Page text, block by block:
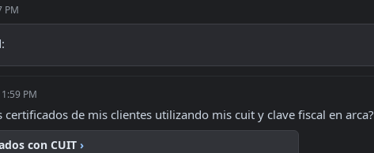
PM
PM
certificados de mis clientes utilizando mis cuit y clave fiscal en arca?
con CUIT ›